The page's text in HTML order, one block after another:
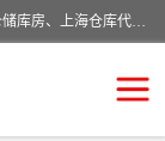
上海星力仓储服务有限公司从事：上海仓储服务、上海仓储库房、上海仓库代运营、上海仓库对外出租、上海仓库外包、上海三方仓储、上海电商仓储代发、上海电商代发货仓库、上海托管仓库、上海仓储配送。上海星力仓储服务有限公司现在拥有100个分仓、10万余平方的标准库房，精炼员工几百名，与几千家客户合作，公司已跻身上海仓储行业前列。欢迎来电咨询！